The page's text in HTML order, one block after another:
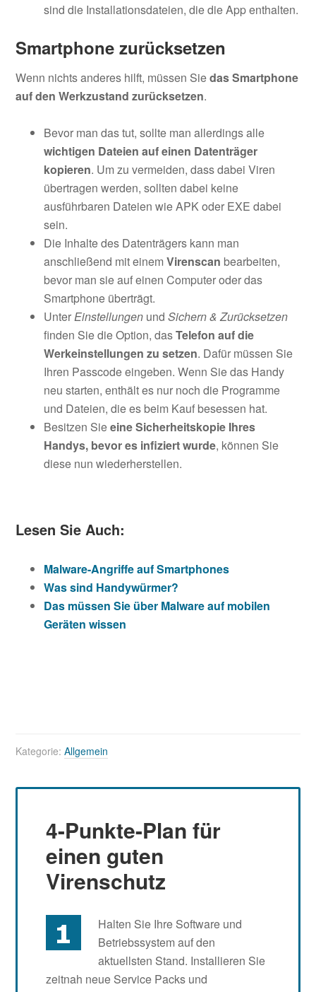
sind die Installationsdateien, die die App enthalten.
Smartphone zurücksetzen
Wenn nichts anderes hilft, müssen Siedas Smartphone
auf den Werkzustand zurücksetzen.
Bevor man das tut, sollte man allerdings alle
wichtigen Dateien auf einen Datenträger
kopieren. Um zu vermeiden, dass dabei Viren
übertragen werden, sollten dabei keine
ausführbaren Dateien wie APK oder EXE dabei
sein.
Die Inhalte des Datenträgers kann man
anschließend mit einemVirenscan bearbeiten,
bevor man sie auf einen Computer oder das
Smartphone überträgt.
UnterEinstellungen undSichern & Zurücksetzen
finden Sie die Option, dasTelefon auf die
Werkeinstellungen zu setzen. Dafür müssen Sie
Ihren Passcode eingeben. Wenn Sie das Handy
neu starten, enthält es nur noch die Programme
und Dateien, die es beim Kauf besessen hat.
Besitzen Sieeine Sicherheitskopie Ihres
Handys, bevor es infiziert wurde, können Sie
diese nun wiederherstellen.
Lesen Sie Auch:
Malware-Angriffe auf Smartphones
Was sind Handywürmer?
Das müssen Sie über Malware auf mobilen
Geräten wissen
Kategorie:Allgemein
Leser-
Interaktionen
4-Punkte-Plan für
einen guten
Virenschutz
Halten Sie Ihre Software und
Betriebssystem auf den
aktuellsten Stand. Installieren Sie
zeitnah neue Service Packs und